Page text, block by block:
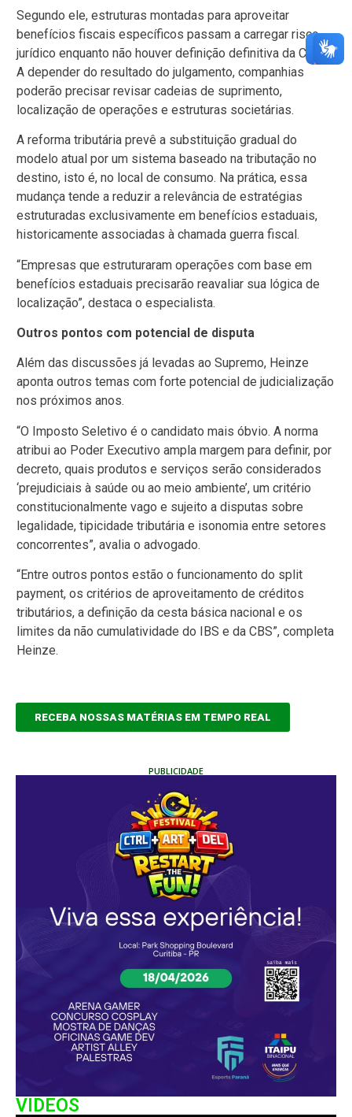
Segundo ele, estruturas montadas para aproveitar
benefícios fiscais específicos passam a carregar risco
jurídico enquanto não houver definição definitiva da Corte.
A depender do resultado do julgamento, companhias
poderão precisar revisar cadeias de suprimento,
localização de operações e estruturas societárias.
A reforma tributária prevê a substituição gradual do
modelo atual por um sistema baseado na tributação no
destino, isto é, no local de consumo. Na prática, essa
mudança tende a reduzir a relevância de estratégias
estruturadas exclusivamente em benefícios estaduais,
historicamente associadas à chamada guerra fiscal.
“Empresas que estruturaram operações com base em
benefícios estaduais precisarão reavaliar sua lógica de
localização”, destaca o especialista.
Outros pontos com potencial de disputa
Além das discussões já levadas ao Supremo, Heinze
aponta outros temas com forte potencial de judicialização
nos próximos anos.
“O Imposto Seletivo é o candidato mais óbvio. A norma
atribui ao Poder Executivo ampla margem para definir, por
decreto, quais produtos e serviços serão considerados
‘prejudiciais à saúde ou ao meio ambiente’, um critério
constitucionalmente vago e sujeito a disputas sobre
legalidade, tipicidade tributária e isonomia entre setores
concorrentes”, avalia o advogado.
“Entre outros pontos estão o funcionamento do split
payment, os critérios de aproveitamento de créditos
tributários, a definição da cesta básica nacional e os
limites da não cumulatividade do IBS e da CBS”, completa
Heinze.
RECEBA NOSSAS MATÉRIAS EM TEMPO REAL
PUBLICIDADE
VIDEOS